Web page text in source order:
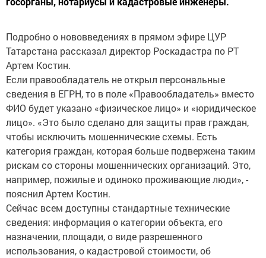
Подробно о нововведениях в прямом эфире ЦУР
Татарстана рассказал директор Роскадастра по РТ
Артем Костин.
Если правообладатель не открыл персональные
сведения в ЕГРН, то в поле «Правообладатель» вместо
ФИО будет указано «физическое лицо» и «юридическое
лицо». «Это было сделано для защиты прав граждан,
чтобы исключить мошеннические схемы. Есть
категория граждан, которая больше подвержена таким
рискам со стороны мошеннических организаций. Это,
например, пожилые и одиноко проживающие люди», -
пояснил Артем Костин.
Сейчас всем доступны стандартные технические
сведения: информация о категории объекта, его
назначении, площади, о виде разрешенного
использования, о кадастровой стоимости, об